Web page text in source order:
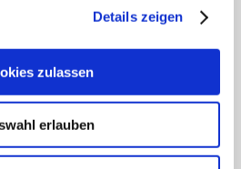
Details zeigen
zulassen
erlauben